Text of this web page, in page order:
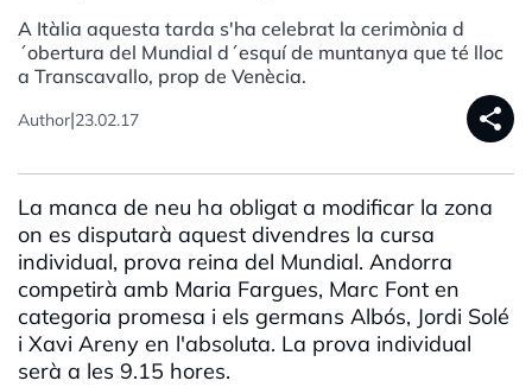
A Itàlia aquesta tarda s'ha celebrat la cerimònia d
´obertura del Mundial d´esquí de muntanya que té lloc
a Transcavallo, prop de Venècia.
Author|23.02.17 share
La manca de neu ha obligat a modificar la zona
on es disputarà aquest divendres la cursa
individual, prova reina del Mundial. Andorra
competirà amb Maria Fargues, Marc Font en
categoria promesa i els germans Albós, Jordi Solé
i Xavi Areny en l'absoluta. La prova individual
serà a les 9.15 hores.